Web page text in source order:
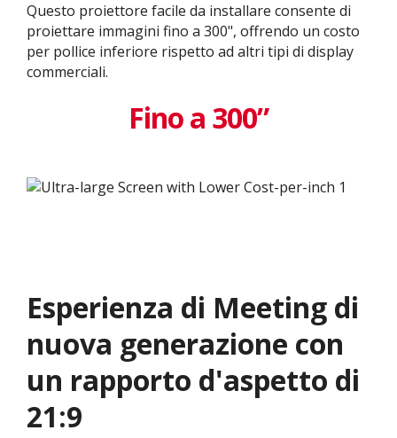
Questo proiettore facile da installare consente di
proiettare immagini fino a 300", offrendo un costo
per pollice inferiore rispetto ad altri tipi di display
commerciali.
Fino a 300”
Esperienza di Meeting di
nuova generazione con
un rapporto d'aspetto di
21:9